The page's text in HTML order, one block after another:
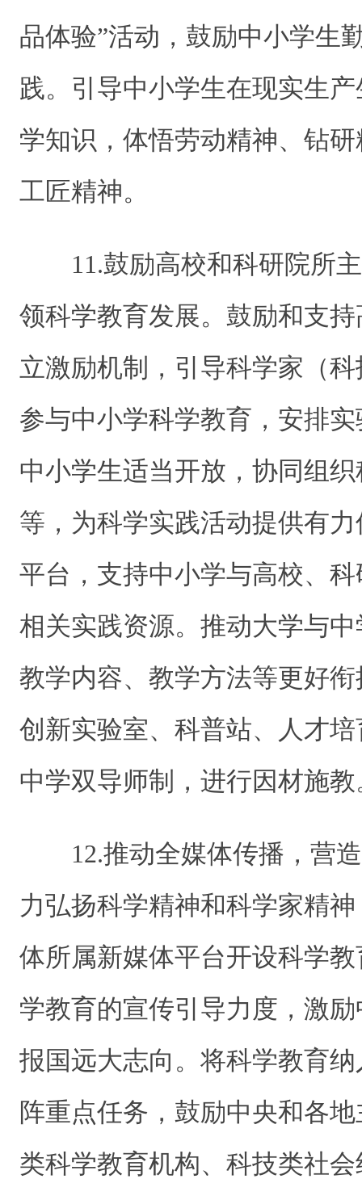
品体验”活动，鼓励中小学生
践。引导中小学生在现实生
学知识，体悟劳动精神、钻
工匠精神。
11.鼓励高校和科研院所
领科学教育发展。鼓励和支
立激励机制，引导科学家（
参与中小学科学教育，安排
中小学生适当开放，协同组
等，为科学实践活动提供有
平台，支持中小学与高校、
相关实践资源。推动大学与
教学内容、教学方法等更好
创新实验室、科普站、人才
中学双导师制，进行因材施教
12.推动全媒体传播，营
力弘扬科学精神和科学家精
体所属新媒体平台开设科学
学教育的宣传引导力度，激
报国远大志向。将科学教育
阵重点任务，鼓励中央和各
类科学教育机构、科技类社